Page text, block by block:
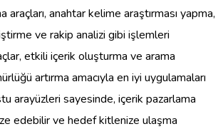
araçları, anahtar kelime araştırması yapma,
ve rakip analizi gibi işlemleri
etkili içerik oluşturma ve arama
artırma amacıyla en iyi uygulamaları
arayüzleri sayesinde, içerik pazarlama
edebilir ve hedef kitlenize ulaşma